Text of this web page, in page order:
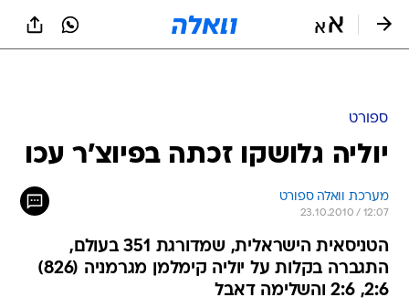
ספורט
יוליה גלושקו זכתה בפיוצ'ר עכו
מערכת וואלה ספורט
23.10.2010 / 12:07
הטניסאית הישראלית, שמדורגת 351 בעולם,
התגברה בקלות על יוליה קימלמן מגרמניה (826)
2:6, 2:6 והשלימה דאבל